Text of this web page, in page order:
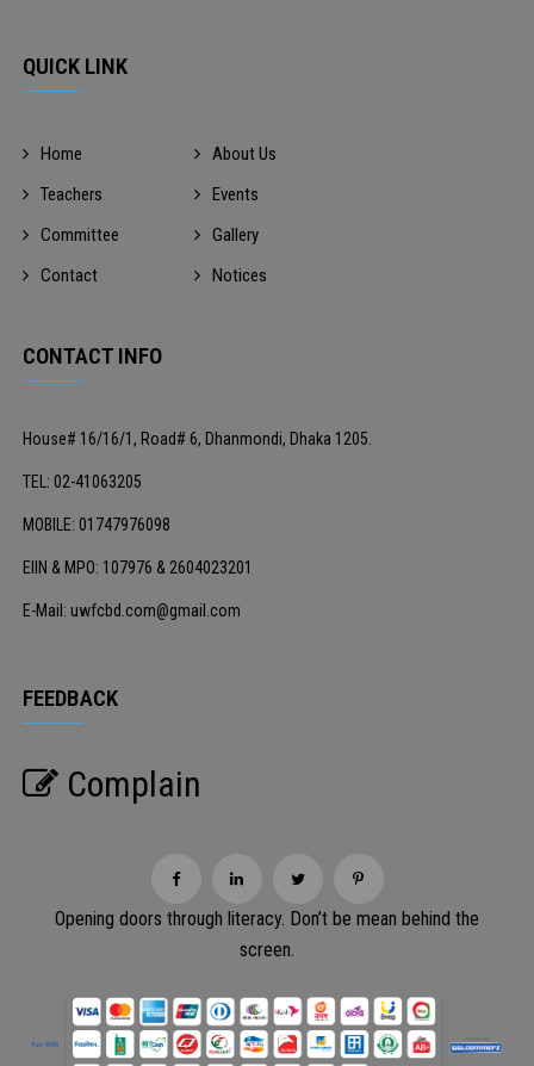
QUICK LINK
Home
About Us
Teachers
Events
Committee
Gallery
Contact
Notices
CONTACT INFO
House# 16/16/1, Road# 6, Dhanmondi, Dhaka 1205.
TEL: 02-41063205
MOBILE: 01747976098
EIIN & MPO: 107976 & 2604023201
E-Mail: uwfcbd.com@gmail.com
FEEDBACK
Complain
Opening doors through literacy. Don’t be mean behind the
screen.